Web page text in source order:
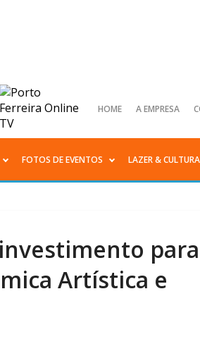
HOME A EMPRESA
FOTOS DE EVENTOS LAZER & CULTURA
para
Artística e